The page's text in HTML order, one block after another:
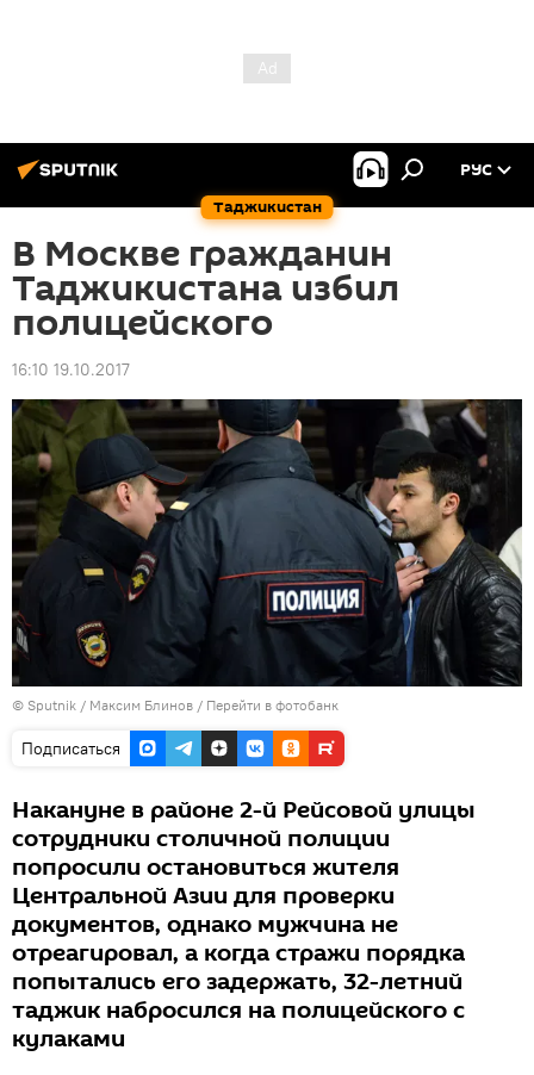
Таджикистан
РУС
В Москве гражданин
Таджикистана избил
полицейского
16:10 19.10.2017
© Sputnik / Максим Блинов / Перейти в фотобанк
Подписаться
Накануне в районе 2-й Рейсовой улицы
сотрудники столичной полиции
попросили остановиться жителя
Центральной Азии для проверки
документов, однако мужчина не
отреагировал, а когда стражи порядка
попытались его задержать, 32-летний
таджик набросился на полицейского с
кулаками